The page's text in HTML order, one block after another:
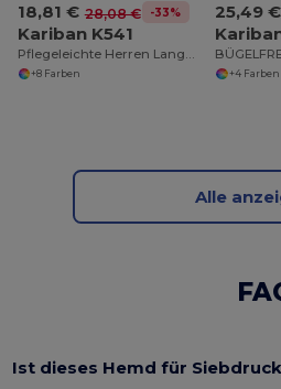
18,81 € 28,08 € -33%
Kariban K541
Pflegeleichte Herren Langarm Hemd Popeline
+8 Farben
25,49 €
+4 Farben
Alle
Ist dieses Hemd für